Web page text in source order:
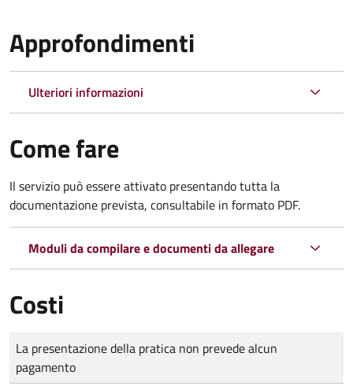
Approfondimenti
Ulteriori informazioni
Come fare
Il servizio può essere attivato presentando tutta la
documentazione prevista, consultabile in formato PDF.
Moduli da compilare e documenti da allegare
Costi
Tipo di pagamento
Importo
La presentazione della pratica non prevede alcun
pagamento